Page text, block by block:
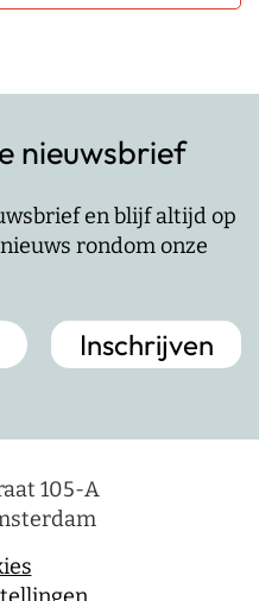
nieuwsbrief
en blijf altijd op
rondom onze
105-A